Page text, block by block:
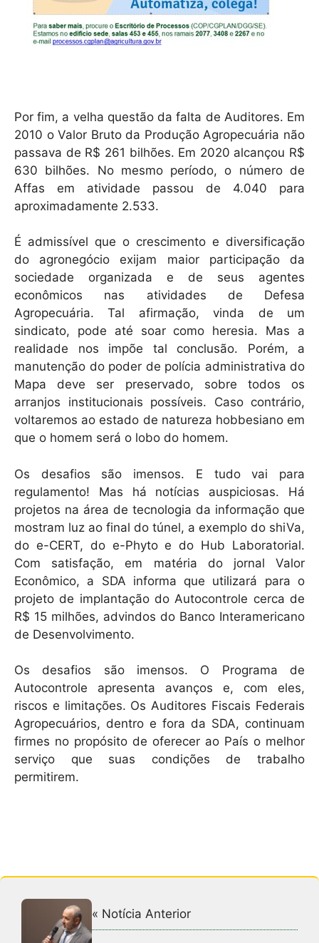
Por fim, a velha questão da falta de Auditores. Em
2010 o Valor Bruto da Produção Agropecuária não
passava de R$ 261 bilhões. Em 2020 alcançou R$
630 bilhões. No mesmo período, o número de
Affas em atividade passou de 4.040 para
aproximadamente 2.533.
É admissível que o crescimento e diversificação
do agronegócio exijam maior participação da
sociedade organizada e de seus agentes
econômicos nas atividades de Defesa
Agropecuária. Tal afirmação, vinda de um
sindicato, pode até soar como heresia. Mas a
realidade nos impõe tal conclusão. Porém, a
manutenção do poder de polícia administrativa do
Mapa deve ser preservado, sobre todos os
arranjos institucionais possíveis. Caso contrário,
voltaremos ao estado de natureza hobbesiano em
que o homem será o lobo do homem.
Os desafios são imensos. E tudo vai para
regulamento! Mas há notícias auspiciosas. Há
projetos na área de tecnologia da informação que
mostram luz ao final do túnel, a exemplo do shiVa,
do e-CERT, do e-Phyto e do Hub Laboratorial.
Com satisfação, em matéria do jornal Valor
Econômico, a SDA informa que utilizará para o
projeto de implantação do Autocontrole cerca de
R$ 15 milhões, advindos do Banco Interamericano
de Desenvolvimento.
Os desafios são imensos. O Programa de
Autocontrole apresenta avanços e, com eles,
riscos e limitações. Os Auditores Fiscais Federais
Agropecuários, dentro e fora da SDA, continuam
firmes no propósito de oferecer ao País o melhor
serviço que suas condições de trabalho
permitirem.
« Notícia Anterior